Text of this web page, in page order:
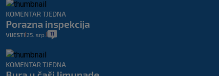
KOMENTAR TJEDNA
Porazna inspekcija
VIJESTI 25. srp. 11
KOMENTAR TJEDNA